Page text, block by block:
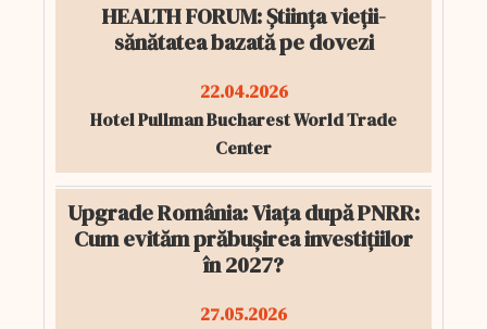
HEALTH FORUM: Știința vieții-
sănătatea bazată pe dovezi
22.04.2026
Hotel Pullman Bucharest World Trade
Center
Upgrade România: Viața după PNRR:
Cum evităm prăbușirea investițiilor
în 2027?
27.05.2026